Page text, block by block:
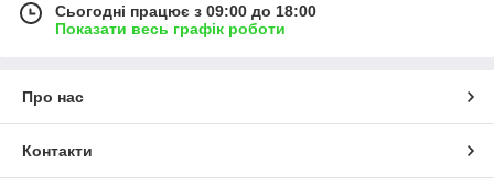
Сьогодні працює з 09:00 до 18:00
Показати весь графік роботи
Про нас
Контакти